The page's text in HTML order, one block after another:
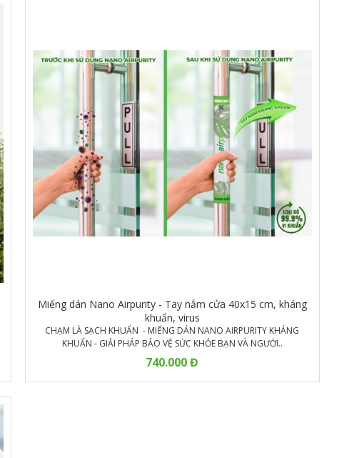
Miếng dán Nano Airpurity - Tay nắm cửa 40x15 cm, kháng
khuẩn, virus
CHẠM LÀ SẠCH KHUẨN - MIẾNG DÁN NANO AIRPURITY KHÁNG
KHUẨN - GIẢI PHÁP BẢO VỆ SỨC KHỎE BẠN VÀ NGƯỜI..
740.000 Đ